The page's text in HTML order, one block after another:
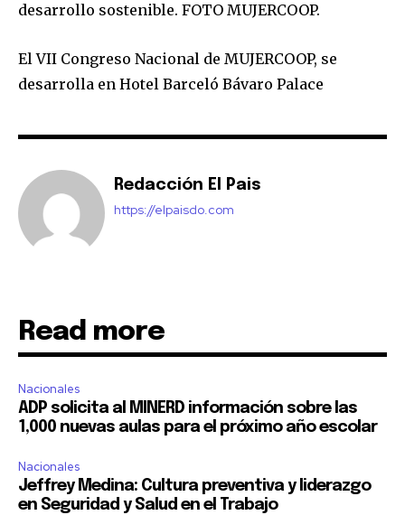
desarrollo sostenible. FOTO MUJERCOOP.
El VII Congreso Nacional de MUJERCOOP, se
desarrolla en Hotel Barceló Bávaro Palace
Redacción El Pais
https://elpaisdo.com
Read more
Nacionales
ADP solicita al MINERD información sobre las
1,000 nuevas aulas para el próximo año escolar
Nacionales
Jeffrey Medina: Cultura preventiva y liderazgo
en Seguridad y Salud en el Trabajo